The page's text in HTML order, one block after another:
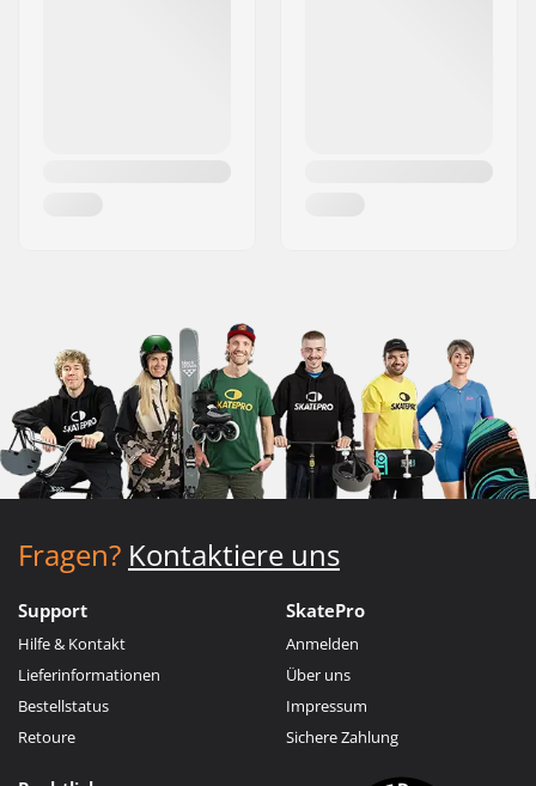
Fragen? Kontaktiere uns
Support
Hilfe & Kontakt
Lieferinformationen
Bestellstatus
Retoure
SkatePro
Anmelden
Über uns
Impressum
Sichere Zahlung